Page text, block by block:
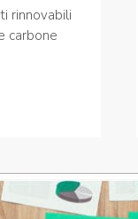
rinnovabili
carbone